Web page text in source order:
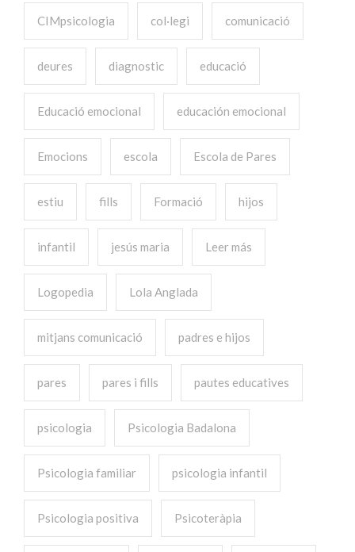
CIMpsicologia col·legi comunicació
deures diagnostic educació
Educació emocional educación emocional
Emocions escola Escola de Pares
estiu fills Formació hijos
infantil jesús maria Leer más
Logopedia Lola Anglada
mitjans comunicació padres e hijos
pares pares i fills pautes educatives
psicologia Psicologia Badalona
Psicologia familiar psicologia infantil
Psicologia positiva Psicoteràpia